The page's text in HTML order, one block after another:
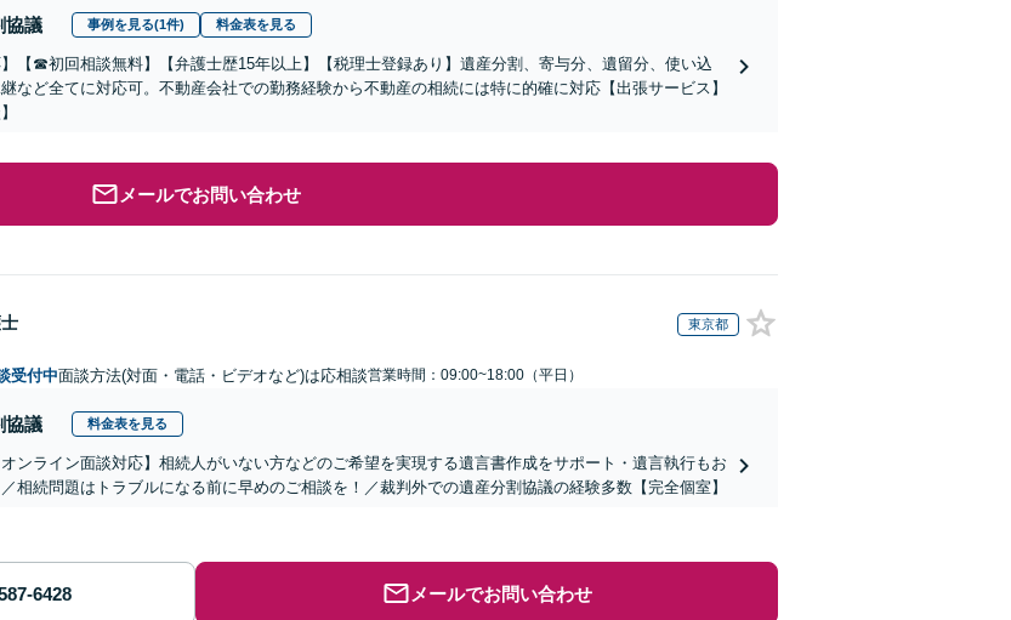
協議 事例を見る(1件) 料金表を見る
】【☎︎初回相談無料】【弁護士歴15年以上】【税理士登録あり】遺産分割、寄与分、遺留分、使い込
など全てに対応可。不動産会社での勤務経験から不動産の相続には特に的確に対応【出張サービス】
メールでお問い合わせ
東京都
受付中面談方法(対面・電話・ビデオなど)は応相談営業時間：09:00~18:00（平日）
協議 料金表を見る
ンライン面談対応】相続人がいない方などのご希望を実現する遺言書作成をサポート・遺言執行もお
相続問題はトラブルになる前に早めのご相談を！／裁判外での遺産分割協議の経験多数【完全個室】
メールでお問い合わせ